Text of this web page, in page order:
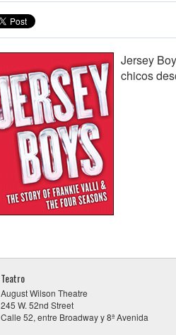
Jersey
chicos
Teatro
August Wilson Theatre
245 W. 52nd Street
Calle 52, entre Broadway y 8ª Avenida